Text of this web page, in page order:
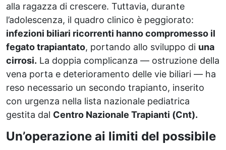
alla ragazza di crescere. Tuttavia, durante
l’adolescenza, il quadro clinico è peggiorato:
infezioni biliari ricorrenti hanno compromesso il
fegato trapiantato, portando allo sviluppo di una
cirrosi. La doppia complicanza — ostruzione della
vena porta e deterioramento delle vie biliari — ha
reso necessario un secondo trapianto, inserito
con urgenza nella lista nazionale pediatrica
gestita dal Centro Nazionale Trapianti (Cnt).
Un’operazione ai limiti del possibile